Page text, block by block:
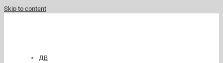
Skip to content
ДВ